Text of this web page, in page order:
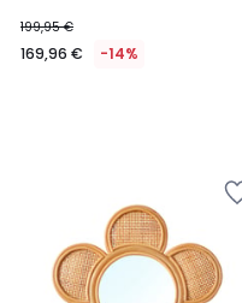
199,95 €
169,96 € -14%